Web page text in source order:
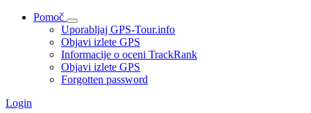
Pomoč
Uporabljaj GPS-Tour.info
Objavi izlete GPS
Informacije o oceni TrackRank
Objavi izlete GPS
Forgotten password
Login